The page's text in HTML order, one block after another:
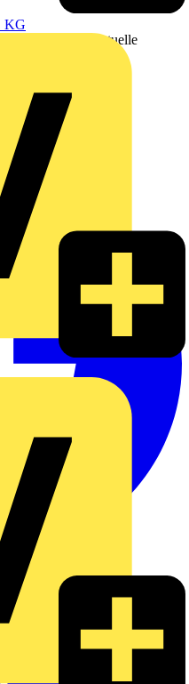
KG
Sie stets aktuelle
Datenschutzerklärung